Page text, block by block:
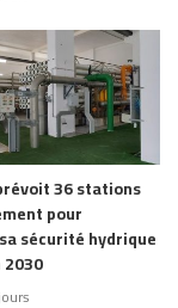
36 stations
pour
sécurité hydrique
2030